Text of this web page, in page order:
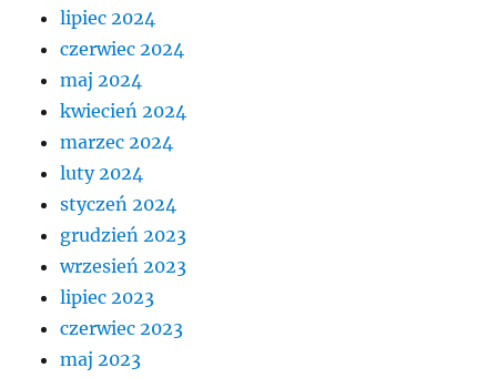
lipiec 2024
czerwiec 2024
maj 2024
kwiecień 2024
marzec 2024
luty 2024
styczeń 2024
grudzień 2023
wrzesień 2023
lipiec 2023
czerwiec 2023
maj 2023